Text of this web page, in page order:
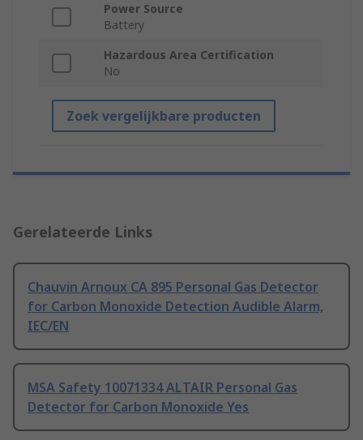
Power Source
Battery
Hazardous Area Certification
No
Zoek vergelijkbare producten
Gerelateerde Links
Chauvin Arnoux CA 895 Personal Gas Detector
for Carbon Monoxide Detection Audible Alarm,
IEC/EN
MSA Safety 10071334 ALTAIR Personal Gas
Detector for Carbon Monoxide Yes